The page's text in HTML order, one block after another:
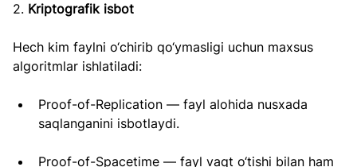
2. Kriptografik isbot
Hech kim faylni o‘chirib qo‘ymasligi uchun maxsus
algoritmlar ishlatiladi:
Proof-of-Replication — fayl alohida nusxada
saqlanganini isbotlaydi.
Proof-of-Spacetime — fayl vaqt o‘tishi bilan ham